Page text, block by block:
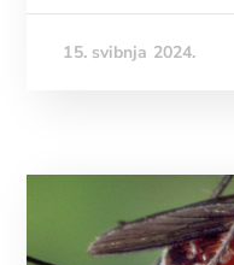
15. svibnja 2024.